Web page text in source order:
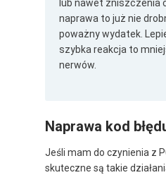
lub nawet zniszczenia
naprawa to już nie
poważny wydatek.
szybka reakcja to
nerwów.
Naprawa kod
Jeśli mam do czynienia z
skuteczne są takie